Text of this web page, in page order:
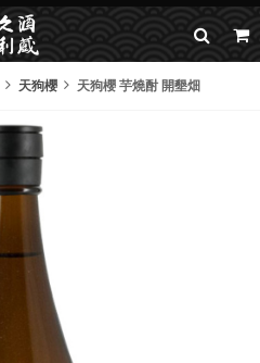
天狗櫻 天狗櫻 芋燒酎 開墾畑